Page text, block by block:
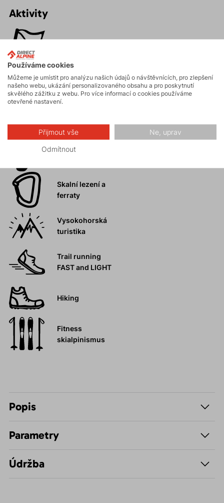
Aktivity
Ledolezení
Turistika
Skalní lezení a
ferraty
Vysokohorská
turistika
Trail running
FAST and LIGHT
Hiking
Fitness
skialpinismus
Popis
Parametry
Údržba
Používáme cookies
Můžeme je umístit pro analýzu našich údajů o návštěvnících, pro zlepšení
našeho webu, ukázání personalizovaného obsahu a pro poskytnutí
skvělého zážitku z webu. Pro více informací o cookies používáme
otevřené nastavení.
Přijmout vše Ne, uprav
Odmítnout